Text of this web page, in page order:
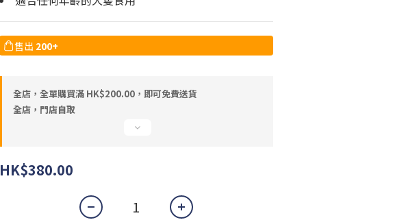
售出 200+
全店，全單購買滿 HK$200.00，即可免費送貨
全店，門店自取
HK$380.00